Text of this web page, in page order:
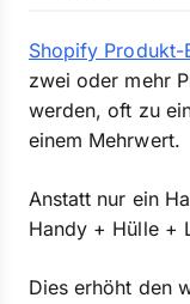
Shopify Produkt-
zwei oder mehr
werden, oft zu
einem Mehrwert.
Anstatt nur ein
Handy + Hülle +
Dies erhöht den